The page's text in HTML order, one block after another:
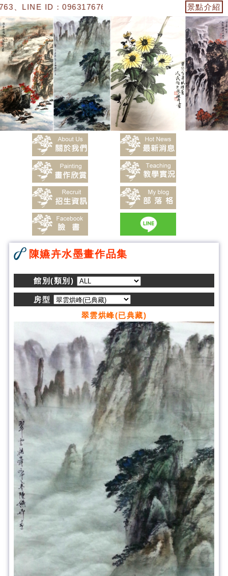
LINE ID：0963176763】「陳嬿卉水墨畫」 景點介紹
陳嬿卉水墨畫作品集
館別(類別)
房型
翠雲烘峰(已典藏)